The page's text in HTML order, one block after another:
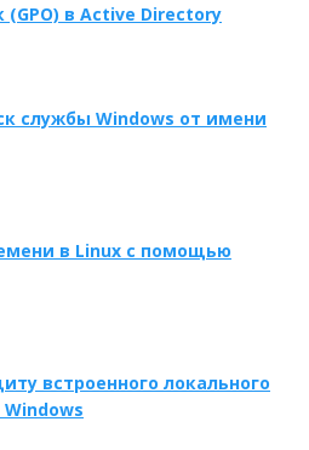
(GPO) в Active Directory
службы Windows от имени
в Linux с помощью
встроенного локального